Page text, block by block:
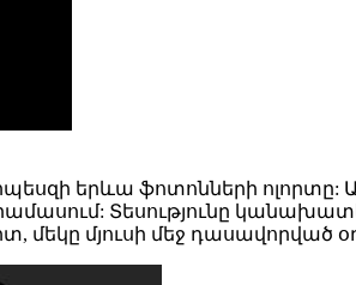
երևա ֆոտոնների
Տեսությունը
մյուսի մեջ դասավորված